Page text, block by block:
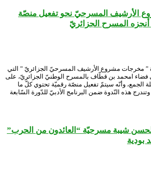
الأرشيف المسرحيّ نحو تفعيل منصّة
المسرح الجزائريّ
” مخرجات مشروع الأرشيف المسرحيّ الجزائريّ ” التي
في فضاء امحمد بن قطّاف بالمسرح الوطنيّ الجزائريّ، على
الجمع، وأنّه سيتمّ تفعيل منصّة رقميّة تحتوي كلّ ما
هذه النّدوة ضمن البرنامج الأدبيّ للدّورة السّابعة
شيبة مسرحيّة “العائدون من الحرب”
بودية